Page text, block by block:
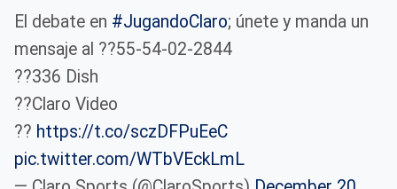
El debate en #JugandoClaro; únete y manda un
mensaje al ??55-54-02-2844
??336 Dish
??Claro Video
?? https://t.co/sczDFPuEeC
pic.twitter.com/WTbVEckLmL